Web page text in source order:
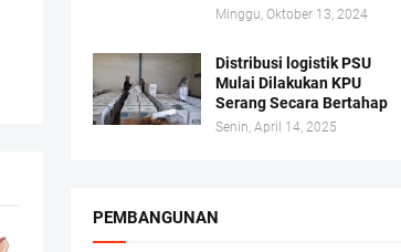
Minggu, Oktober 13, 2024
Distribusi logistik PSU
Mulai Dilakukan KPU
Serang Secara Bertahap
Senin, April 14, 2025
PEMBANGUNAN